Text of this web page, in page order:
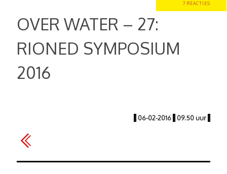
7 REACTIES
OVER WATER – 27:
RIONED SYMPOSIUM
2016
| 06-02-2016 | 09.50 uur |